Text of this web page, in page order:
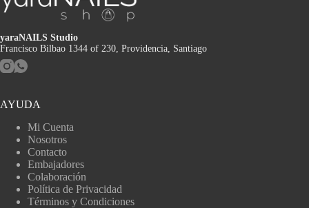
yaraNAILS Studio
Francisco Bilbao 1344 of 230, Providencia, Santiago
AYUDA
Mi Cuenta
Nosotros
Contacto
Embajadores
Colaboración
Política de Privacidad
Términos y Condiciones